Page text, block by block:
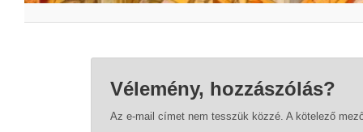
Vélemény, hozzászólás?
Az e-mail címet nem tesszük közzé. A kötelező